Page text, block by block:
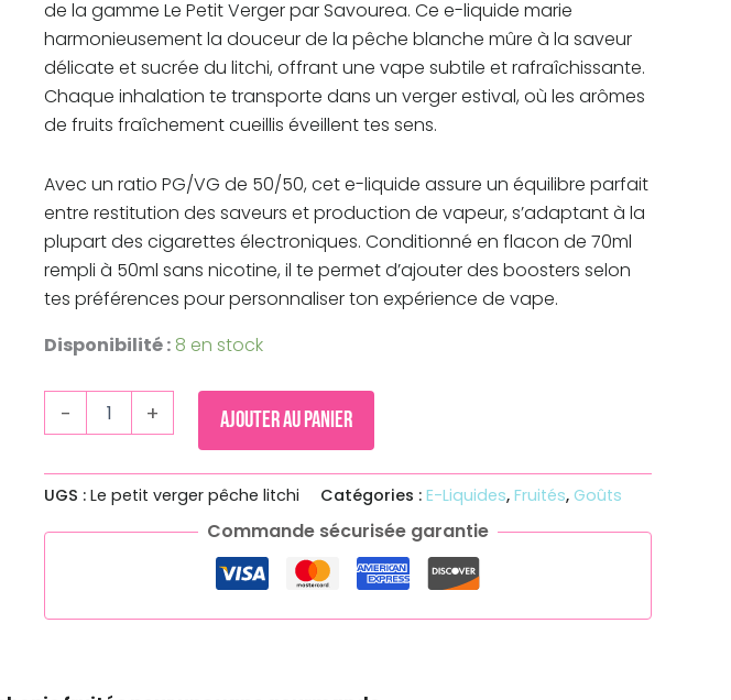
de la gamme Le Petit Verger par Savourea. Ce e-liquide marie
harmonieusement la douceur de la pêche blanche mûre à la saveur
délicate et sucrée du litchi, offrant une vape subtile et rafraîchissante.
Chaque inhalation te transporte dans un verger estival, où les arômes
de fruits fraîchement cueillis éveillent tes sens.
Avec un ratio PG/VG de 50/50, cet e-liquide assure un équilibre parfait
entre restitution des saveurs et production de vapeur, s’adaptant à la
plupart des cigarettes électroniques. Conditionné en flacon de 70ml
rempli à 50ml sans nicotine, il te permet d’ajouter des boosters selon
tes préférences pour personnaliser ton expérience de vape.
Disponibilité : 8 en stock
- + Ajouter au panier
UGS : Le petit verger pêche litchi Catégories : E-Liquides, Fruités, Goûts
Commande sécurisée garantie